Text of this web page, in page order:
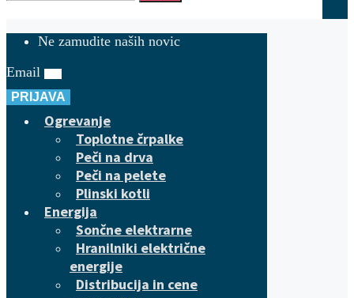
Ne zamudite naših novic
Email
PRIJAVA
Ogrevanje
Toplotne črpalke
Peči na drva
Peči na pelete
Plinski kotli
Energija
Sončne elektrarne
Hranilniki električne
energije
Distribucija in cene